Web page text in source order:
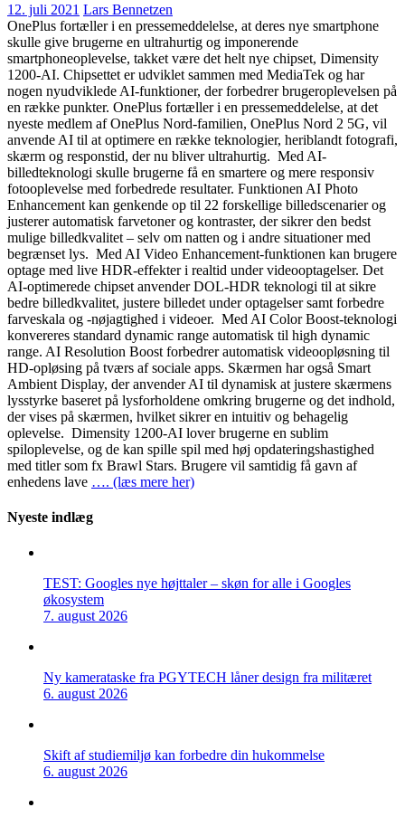
12. juli 2021 Lars Bennetzen
OnePlus fortæller i en pressemeddelelse, at deres nye smartphone
skulle give brugerne en ultrahurtig og imponerende
smartphoneoplevelse, takket være det helt nye chipset, Dimensity
1200-AI. Chipsettet er udviklet sammen med MediaTek og har
nogen nyudviklede AI-funktioner, der forbedrer brugeroplevelsen på
en række punkter. OnePlus fortæller i en pressemeddelelse, at det
nyeste medlem af OnePlus Nord-familien, OnePlus Nord 2 5G, vil
anvende AI til at optimere en række teknologier, heriblandt fotografi,
skærm og responstid, der nu bliver ultrahurtig. Med AI-
billedteknologi skulle brugerne få en smartere og mere responsiv
fotooplevelse med forbedrede resultater. Funktionen AI Photo
Enhancement kan genkende op til 22 forskellige billedscenarier og
justerer automatisk farvetoner og kontraster, der sikrer den bedst
mulige billedkvalitet – selv om natten og i andre situationer med
begrænset lys. Med AI Video Enhancement-funktionen kan brugere
optage med live HDR-effekter i realtid under videooptagelser. Det
AI-optimerede chipset anvender DOL-HDR teknologi til at sikre
bedre billedkvalitet, justere billedet under optagelser samt forbedre
farveskala og -nøjagtighed i videoer. Med AI Color Boost-teknologi
konvereres standard dynamic range automatisk til high dynamic
range. AI Resolution Boost forbedrer automatisk videoopløsning til
HD-opløsing på tværs af sociale apps. Skærmen har også Smart
Ambient Display, der anvender AI til dynamisk at justere skærmens
lysstyrke baseret på lysforholdene omkring brugerne og det indhold,
der vises på skærmen, hvilket sikrer en intuitiv og behagelig
oplevelse. Dimensity 1200-AI lover brugerne en sublim
spiloplevelse, og de kan spille spil med høj opdateringshastighed
med titler som fx Brawl Stars. Brugere vil samtidig få gavn af
enhedens lave …. (læs mere her)
Nyeste indlæg
TEST: Googles nye højttaler – skøn for alle i Googles
økosystem
7. august 2026
Ny kamerataske fra PGYTECH låner design fra militæret
6. august 2026
Skift af studiemiljø kan forbedre din hukommelse
6. august 2026